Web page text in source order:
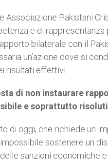
Pakistani
e di
bilaterale con il
un’azione dove si
risultati effettivi.
di non instaurare
e soprattutto
di oggi, che richiede un
sostenere un
sanzioni economiche